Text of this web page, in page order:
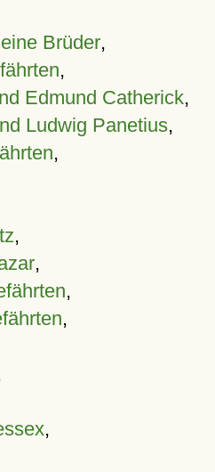
Brüder,
,
Edmund Catherick,
Ludwig Panetius,
,
,
,
,
,
,